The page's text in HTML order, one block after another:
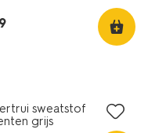
sweatstof
grijs